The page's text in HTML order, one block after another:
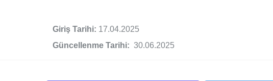
Giriş Tarihi: 17.04.2025
Güncellenme Tarihi: 30.06.2025